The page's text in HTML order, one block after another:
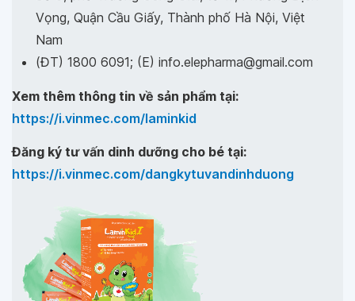
Vọng, Quận Cầu Giấy, Thành phố Hà Nội, Việt
Nam
(ĐT) 1800 6091; (E) info.elepharma@gmail.com
Xem thêm thông tin về sản phẩm tại:
https://i.vinmec.com/laminkid
Đăng ký tư vấn dinh dưỡng cho bé tại:
https://i.vinmec.com/dangkytuvandinhduong